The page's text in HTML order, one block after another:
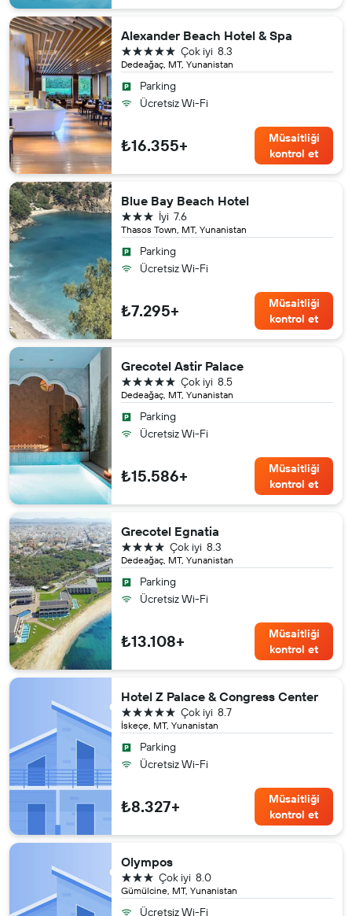
Alexander Beach Hotel & Spa
Dedeağaç, MT, Yunanistan
8.3
Çok iyi
5 yıldız
Parking
Ücretsiz Wi-Fi
₺16.355+
Müsaitliği
kontrol et
Blue Bay Beach Hotel
Thasos Town, MT, Yunanistan
7.6
İyi
3 yıldız
Parking
Ücretsiz Wi-Fi
₺7.295+
Müsaitliği
kontrol et
Grecotel Astir Palace
Dedeağaç, MT, Yunanistan
8.5
Çok iyi
5 yıldız
Parking
Ücretsiz Wi-Fi
₺15.586+
Müsaitliği
kontrol et
Grecotel Egnatia
Dedeağaç, MT, Yunanistan
8.3
Çok iyi
4 yıldız
Parking
Ücretsiz Wi-Fi
₺13.108+
Müsaitliği
kontrol et
Hotel Z Palace & Congress Center
İskeçe, MT, Yunanistan
8.7
Çok iyi
5 yıldız
Parking
Ücretsiz Wi-Fi
₺8.327+
Müsaitliği
kontrol et
Olympos
Gümülcine, MT, Yunanistan
8.0
Çok iyi
3 yıldız
Ücretsiz Wi-Fi